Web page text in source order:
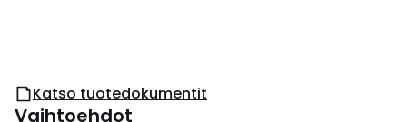
Katso tuotedokumentit
Vaihtoehdot